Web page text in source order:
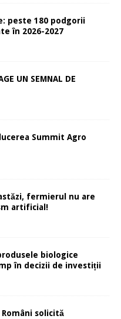
peste 180 podgorii
în 2026-2027
UN SEMNAL DE
Summit Agro
fermierul nu are
artificial!
biologice
în decizii de investiții
solicită